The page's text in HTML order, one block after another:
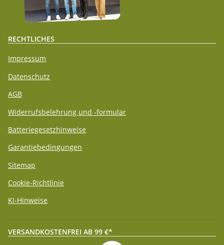
RECHTLICHES
Impressum
Datenschutz
AGB
Widerrufsbelehrung und -formular
Batteriegesetzhinweise
Garantiebedingungen
Sitemap
Cookie-Richtlinie
KI-Hinweise
VERSANDKOSTENFREI AB 99 €*